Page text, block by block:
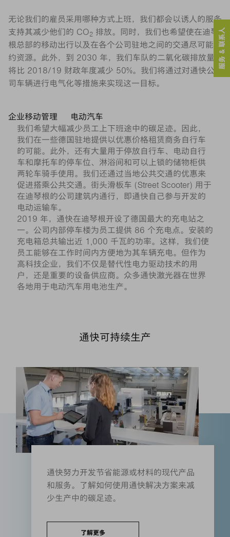
无论我们的雇员采用哪种方式上班，我们都会以诱人的服务
支持其减少他们的 CO2 排放。同时，我们也希望使在迪琴
根总部的移动出行以及在各个公司驻地之间的交通尽可能节
约资源。此外，到 2030 年，我们车队的二氧化碳排放量
将比 2018/19 财政年度减少 50%。我们将通过对通快公
司车辆进行电气化等措施来实现这一目标。
企业移动管理
我们希望大幅减少员工上下班途中的碳足迹。因此，
我们在一些德国驻地提供以优惠价格租赁商务自行车
的可能。此外，还有大量用于停放自行车、电动自行
车和摩托车的停车位、淋浴间和可以上锁的储物柜供
两轮车骑手使用。我们还通过当地公共交通的优惠来
促进搭乘公共交通。街头滑板车 (Street Scooter) 用于
在迪琴根的公司建筑内通行，即通快自己参与开发的
电动运输车。
电动汽车
2019 年，通快在迪琴根开设了德国最大的充电站之
一。公司内部停车楼为员工提供 86 个充电点。安装的
充电箱总共输出近 1,000 千瓦的功率。这样，我们使
员工能够在工作时间内方便地为其车辆充电。但作为
高科技企业，我们不仅是替代性电力驱动技术的用
户，还是重要的设备供应商。众多通快激光器在世界
各地用于电动汽车用电池生产。
通快可持续生产
通快努力开发节省能源或材料的现代产品
和服务。了解如何使用通快解决方案来减
少生产中的碳足迹。
了解更多
服务 & 联系人